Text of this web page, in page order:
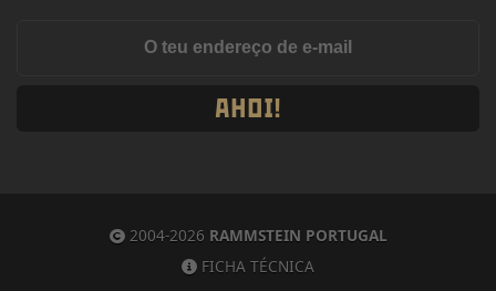
AHOI!
2004-2026 RAMMSTEIN PORTUGAL
FICHA TÉCNICA